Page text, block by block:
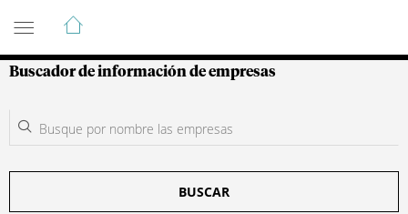
Guía de Empresas Colombianas
Buscador de información de empresas
BUSCAR